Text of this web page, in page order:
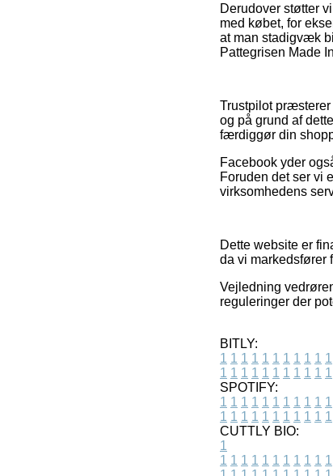
Derudover støtter
med købet, for
at man stadigvæk
Pattegrisen Made
Trustpilot
og på grund af
færdiggør din
Facebook yder
Foruden det ser vi
virksomhedens
Dette website er
da vi markedsfører
Vejledning
reguleringer der
BITLY:
1 1 1 1 1 1 1 1 1 1 1
1 1 1 1 1 1 1 1 1 1 1
SPOTIFY:
1 1 1 1 1 1 1 1 1 1 1
1 1 1 1 1 1 1 1 1 1 1
CUTTLY BIO:
1
1 1 1 1 1 1 1 1 1 1 1